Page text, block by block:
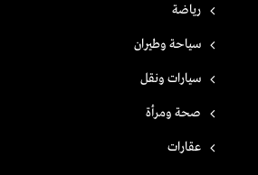
رياضة
سياحة وطيران
سيارات ونقل
صحة ومرأة
عقارات